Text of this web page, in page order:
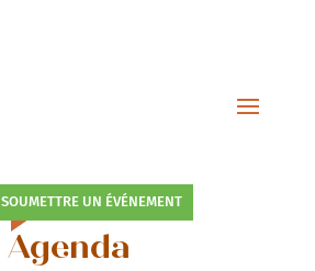
SOUMETTRE UN ÉVÉNEMENT
Agenda